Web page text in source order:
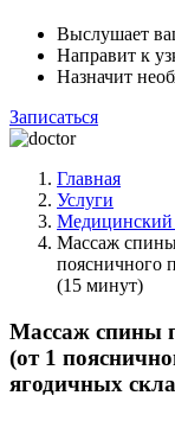
Выслушает
Направит к
Назначит
Записаться
Главная
Услуги
Медицинский
Массаж спины
поясничного
(15 минут)
Массаж спины
(от 1
ягодичных